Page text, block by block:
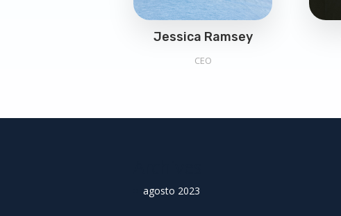
Jessica Ramsey
CEO
agosto 2023